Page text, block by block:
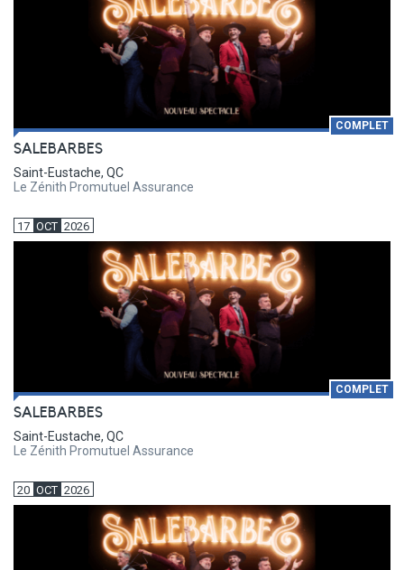
COMPLET
SALEBARBES
Saint-Eustache, QC
Le Zénith Promutuel Assurance
17 OCT 2026
COMPLET
SALEBARBES
Saint-Eustache, QC
Le Zénith Promutuel Assurance
20 OCT 2026